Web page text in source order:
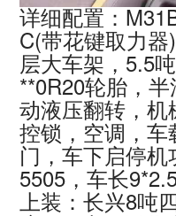
详细配置：
C(带花键取力
层大车架，5.5
**0R20轮胎，
动液压翻转，
控锁，空调，
门，车下启停
5505，车长
上装：长兴8吨